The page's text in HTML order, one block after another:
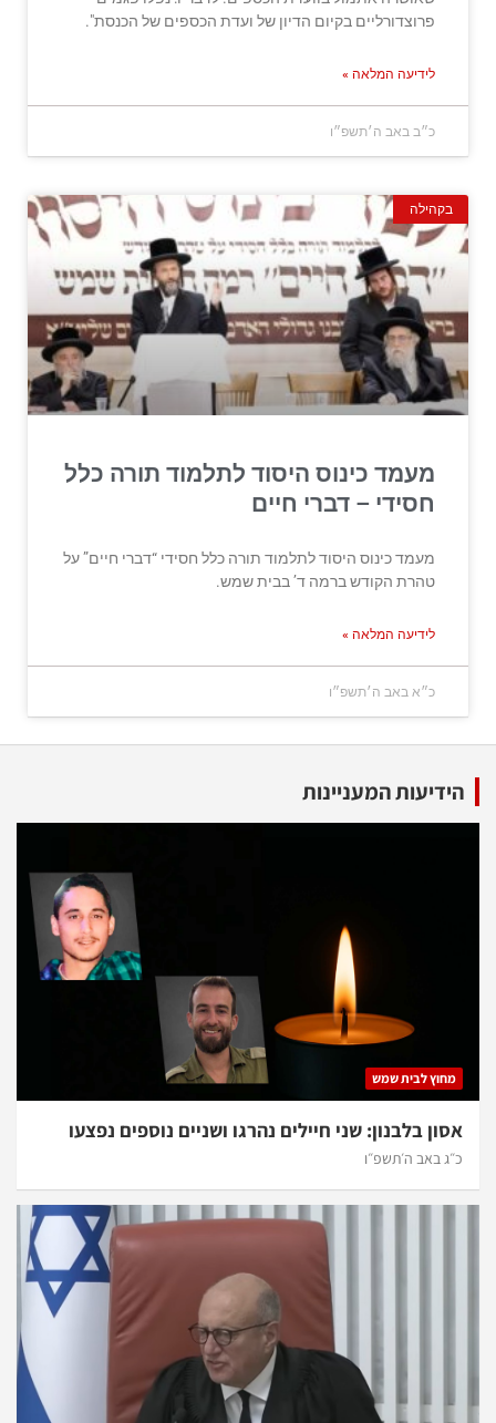
פרוצדורליים בקיום הדיון של ועדת הכספים של הכנסת".
לידיעה המלאה »
כ״ב באב ה׳תשפ״ו
בקהילה
מעמד כינוס היסוד לתלמוד תורה כלל
חסידי – דברי חיים
מעמד כינוס היסוד לתלמוד תורה כלל חסידי “דברי חיים” על
טהרת הקודש ברמה ד’ בבית שמש.
לידיעה המלאה »
כ״א באב ה׳תשפ״ו
הידיעות המעניינות
מחוץ לבית שמש
אסון בלבנון: שני חיילים נהרגו ושניים נוספים נפצעו
כ״ג באב ה׳תשפ״ו